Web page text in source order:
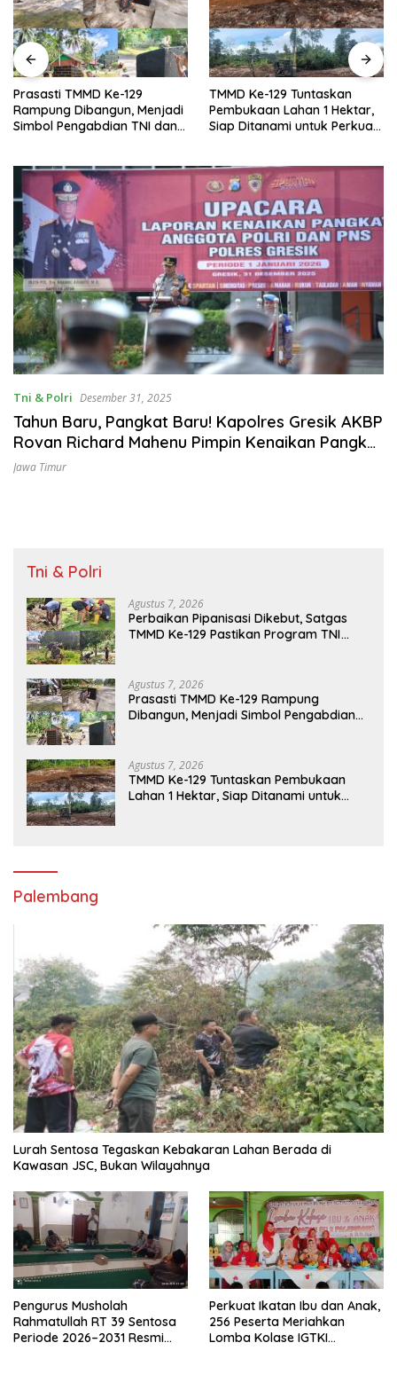
Prasasti TMMD Ke-129
Rampung Dibangun, Menjadi
Simbol Pengabdian TNI dan
TMMD Ke-129 Tuntaskan
Pembukaan Lahan 1 Hektar,
Siap Ditanami untuk Perkuat
Tni & Polri Desember 31, 2025
Tahun Baru, Pangkat Baru! Kapolres Gresik AKBP
Rovan Richard Mahenu Pimpin Kenaikan Pangkat
101 Personel
Jawa Timur
Tni & Polri
Agustus 7, 2026
Perbaikan Pipanisasi Dikebut, Satgas
TMMD Ke-129 Pastikan Program TNI
Agustus 7, 2026
Prasasti TMMD Ke-129 Rampung
Dibangun, Menjadi Simbol Pengabdian
Agustus 7, 2026
TMMD Ke-129 Tuntaskan Pembukaan
Lahan 1 Hektar, Siap Ditanami untuk
Palembang
Lurah Sentosa Tegaskan Kebakaran Lahan Berada di
Kawasan JSC, Bukan Wilayahnya
Pengurus Musholah
Rahmatullah RT 39 Sentosa
Periode 2026–2031 Resmi
Perkuat Ikatan Ibu dan Anak,
256 Peserta Meriahkan
Lomba Kolase IGTKI